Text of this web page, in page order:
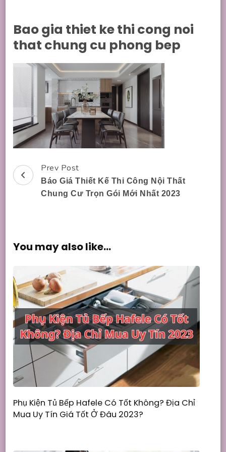
Bao gia thiet ke thi cong noi
that chung cu phong bep
Post
Navigation
Prev Post
Báo Giá Thiết Kế Thi Công Nội Thất
Chung Cư Trọn Gói Mới Nhất 2023
You may also like...
Phụ Kiện Tủ Bếp Hafele Có Tốt Không? Địa Chỉ
Mua Uy Tín Giá Tốt Ở Đâu 2023?